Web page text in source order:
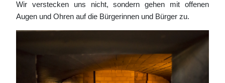
Wir verstecken uns nicht, sondern gehen mit offenen
Augen und Ohren auf die Bürgerinnen und Bürger zu.